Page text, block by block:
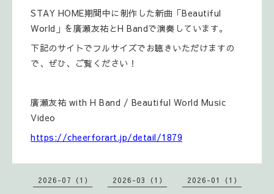
‪STAY HOME期間中に制作した新曲「Beautiful
World」を廣瀬友祐とH Bandで演奏しています。‬
下記のサイトでフルサイズでお聴きいただけますの
で、‪ぜひ、ご覧ください！‬
‪廣瀬友祐 with H Band / Beautiful World Music
Video‬
https://cheerforart.jp/detail/1879
2026-07（1） 2026-03（1） 2026-01（1）